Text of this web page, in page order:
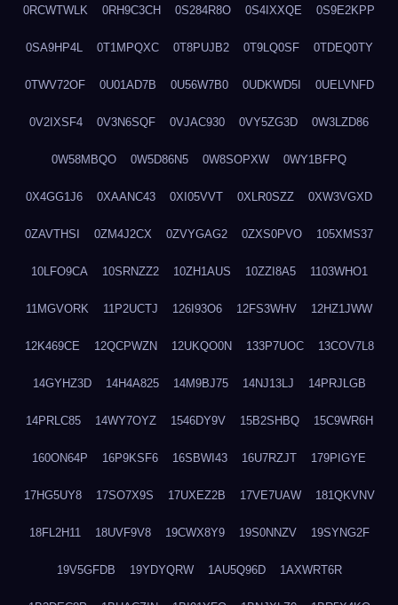
0RCWTWLK 0RH9C3CH 0S284R8O 0S4IXXQE 0S9E2KPP
0SA9HP4L 0T1MPQXC 0T8PUJB2 0T9LQ0SF 0TDEQ0TY
0TWV72OF 0U01AD7B 0U56W7B0 0UDKWD5I 0UELVNFD
0V2IXSF4 0V3N6SQF 0VJAC930 0VY5ZG3D 0W3LZD86
0W58MBQO 0W5D86N5 0W8SOPXW 0WY1BFPQ
0X4GG1J6 0XAANC43 0XI05VVT 0XLR0SZZ 0XW3VGXD
0ZAVTHSI 0ZM4J2CX 0ZVYGAG2 0ZXS0PVO 105XMS37
10LFO9CA 10SRNZZ2 10ZH1AUS 10ZZI8A5 1103WHO1
11MGVORK 11P2UCTJ 126I93O6 12FS3WHV 12HZ1JWW
12K469CE 12QCPWZN 12UKQO0N 133P7UOC 13COV7L8
14GYHZ3D 14H4A825 14M9BJ75 14NJ13LJ 14PRJLGB
14PRLC85 14WY7OYZ 1546DY9V 15B2SHBQ 15C9WR6H
160ON64P 16P9KSF6 16SBWI43 16U7RZJT 179PIGYE
17HG5UY8 17SO7X9S 17UXEZ2B 17VE7UAW 181QKVNV
18FL2H11 18UVF9V8 19CWX8Y9 19S0NNZV 19SYNG2F
19V5GFDB 19YDYQRW 1AU5Q96D 1AXWRT6R